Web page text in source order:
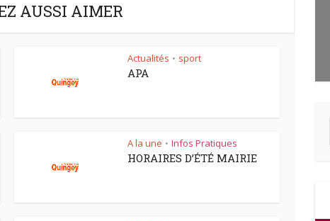
AUSSI AIMER
Actualités • sport
APA
A la une • Infos Pratiques
HORAIRES D’ÉTÉ MAIRIE